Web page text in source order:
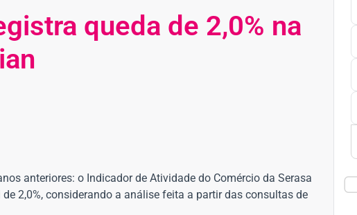
queda de 2,0% na
anteriores: o Indicador de Atividade do Comércio da Serasa
2,0%, considerando a análise feita a partir das consultas de